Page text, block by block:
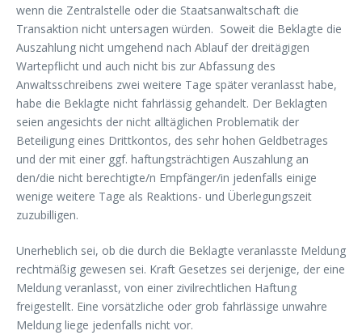
wenn die Zentralstelle oder die Staatsanwaltschaft die
Transaktion nicht untersagen würden. Soweit die Beklagte die
Auszahlung nicht umgehend nach Ablauf der dreitägigen
Wartepflicht und auch nicht bis zur Abfassung des
Anwaltsschreibens zwei weitere Tage später veranlasst habe,
habe die Beklagte nicht fahrlässig gehandelt. Der Beklagten
seien angesichts der nicht alltäglichen Problematik der
Beteiligung eines Drittkontos, des sehr hohen Geldbetrages
und der mit einer ggf. haftungsträchtigen Auszahlung an
den/die nicht berechtigte/n Empfänger/in jedenfalls einige
wenige weitere Tage als Reaktions- und Überlegungszeit
zuzubilligen.
Unerheblich sei, ob die durch die Beklagte veranlasste Meldung
rechtmäßig gewesen sei. Kraft Gesetzes sei derjenige, der eine
Meldung veranlasst, von einer zivilrechtlichen Haftung
freigestellt. Eine vorsätzliche oder grob fahrlässige unwahre
Meldung liege jedenfalls nicht vor.